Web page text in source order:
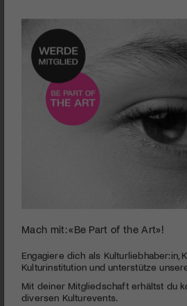
PUBLIZIERT AM 16. JULI 2009
Vom 5. – 15. August findet das 62.
Locarno statt. Mehr Infos finden sich
Engagiere dich als Kulturliebhaber:in,
Mit deiner Mitgliedschaft erhältst du